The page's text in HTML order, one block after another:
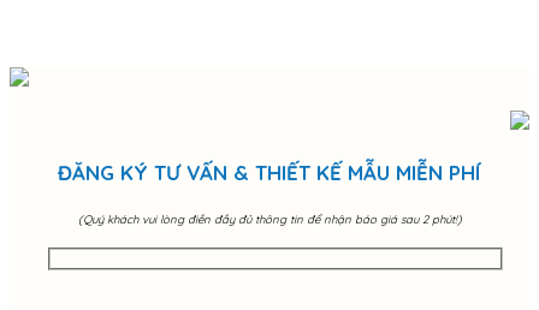
ĐĂNG KÝ TƯ VẤN & THIẾT KẾ MẪU MIỄN PHÍ
(Quý khách vui lòng điền đầy đủ thông tin để nhận báo giá sau 2 phút!)